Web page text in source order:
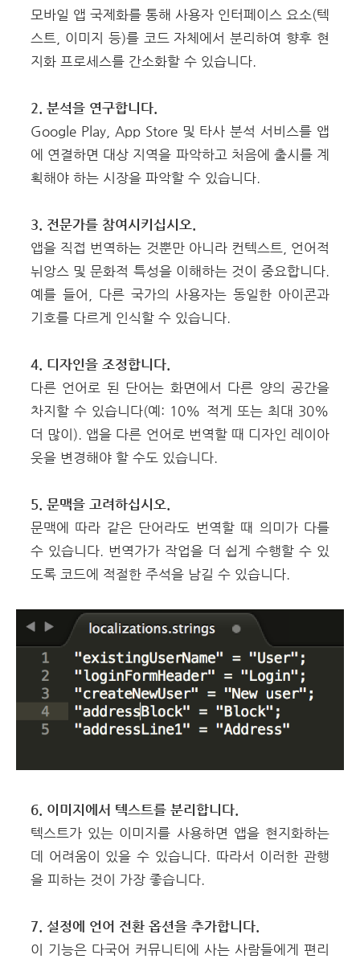
모바일 앱 국제화를 통해 사용자 인터페이스 요소(텍
스트, 이미지 등)를 코드 자체에서 분리하여 향후 현
지화 프로세스를 간소화할 수 있습니다.
2. 분석을 연구합니다.
Google Play, App Store 및 타사 분석 서비스를 앱
에 연결하면 대상 지역을 파악하고 처음에 출시를 계
획해야 하는 시장을 파악할 수 있습니다.
3. 전문가를 참여시키십시오.
앱을 직접 번역하는 것뿐만 아니라 컨텍스트, 언어적
뉘앙스 및 문화적 특성을 이해하는 것이 중요합니다.
예를 들어, 다른 국가의 사용자는 동일한 아이콘과
기호를 다르게 인식할 수 있습니다.
4. 디자인을 조정합니다.
다른 언어로 된 단어는 화면에서 다른 양의 공간을
차지할 수 있습니다(예: 10% 적게 또는 최대 30%
더 많이). 앱을 다른 언어로 번역할 때 디자인 레이아
웃을 변경해야 할 수도 있습니다.
5. 문맥을 고려하십시오.
문맥에 따라 같은 단어라도 번역할 때 의미가 다를
수 있습니다. 번역가가 작업을 더 쉽게 수행할 수 있
도록 코드에 적절한 주석을 남길 수 있습니다.
6. 이미지에서 텍스트를 분리합니다.
텍스트가 있는 이미지를 사용하면 앱을 현지화하는
데 어려움이 있을 수 있습니다. 따라서 이러한 관행
을 피하는 것이 가장 좋습니다.
7. 설정에 언어 전환 옵션을 추가합니다.
이 기능은 다국어 커뮤니티에 사는 사람들에게 편리